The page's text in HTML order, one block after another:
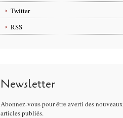
Twitter
RSS
Newsletter
Abonnez-vous pour être averti des nouveaux
articles publiés.